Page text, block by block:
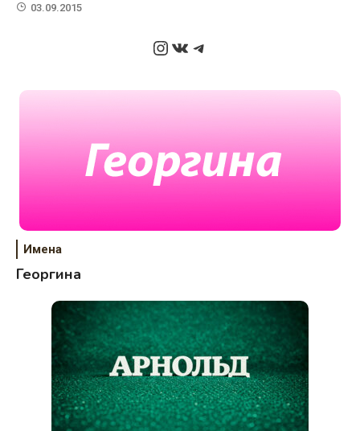
03.09.2015
Instagram
ВКонтакте
Telegram
Имена
Георгина